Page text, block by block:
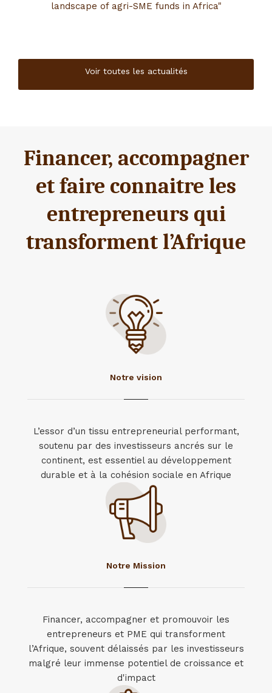
landscape of agri-SME funds in Africa"
Voir toutes les actualités
Financer, accompagner
et faire connaitre les
entrepreneurs qui
transforment l’Afrique
Notre vision
L’essor d’un tissu entrepreneurial performant,
soutenu par des investisseurs ancrés sur le
continent, est essentiel au développement
durable et à la cohésion sociale en Afrique
Notre Mission
Financer, accompagner et promouvoir les
entrepreneurs et PME qui transforment
l’Afrique, souvent délaissés par les investisseurs
malgré leur immense potentiel de croissance et
d'impact